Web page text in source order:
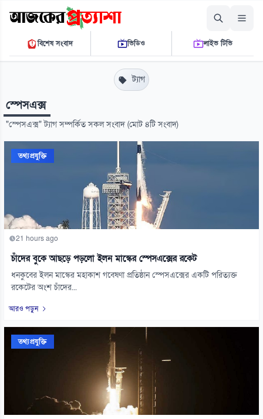
শুক্রবার, ০৭ আগস্ট ২০২৬
০৬:১৭:৩০ পি.এম.THE DAILY AJKER PROTTASHA
বিশেষ সংবাদ ভিডিও লাইভ টিভি
ট্যাগ
স্পেসএক্স
"স্পেসএক্স" ট্যাগ সম্পর্কিত সকল সংবাদ (মোট ৪টি সংবাদ)
তথ্যপ্রযুক্তি
21 hours ago
চাঁদের বুকে আছড়ে পড়লো ইলন মাস্কের স্পেসএক্সের রকেট
ধনকুবের ইলন মাস্কের মহাকাশ গবেষণা প্রতিষ্ঠান স্পেসএক্সের একটি পরিত্যক্ত
রকেটের অংশ চাঁদের...
আরও পড়ুন
তথ্যপ্রযুক্তি